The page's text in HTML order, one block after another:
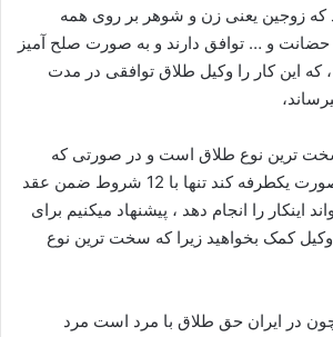
که زوجین یعنی زن و شوهر بر روی همه
حضانت و … توافق دارند و به صورت صلح آمیز
که این کار را وکیل طلاق توافقی در مدت
ترین نوع طلاق است و در صورتی که
زوجه قصد جدایی به صورت یکطرفه کند تنها با 12 شروط ضمن عقد
اینکار را انجام دهد ، پیشنهاد میکنیم برای
وکیل کمک بخواهید زیرا که سخت ترین نوع
در ایران حق طلاق با مرد است مرد